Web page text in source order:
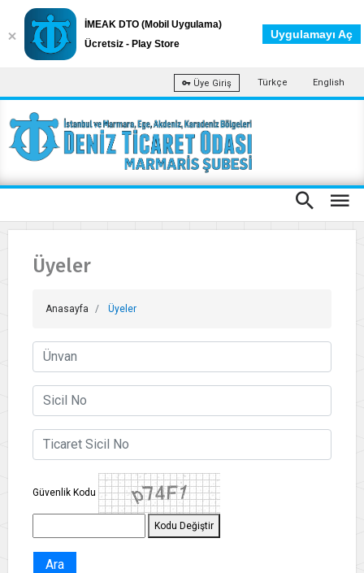
Üye Giriş Türkçe English
Üyeler
Anasayfa Üyeler
Güvenlik Kodu
Kodu Değiştir
Ara
İMEAK DTO (Mobil Uygulama)
Ücretsiz - Play Store
Uygulamayı Aç